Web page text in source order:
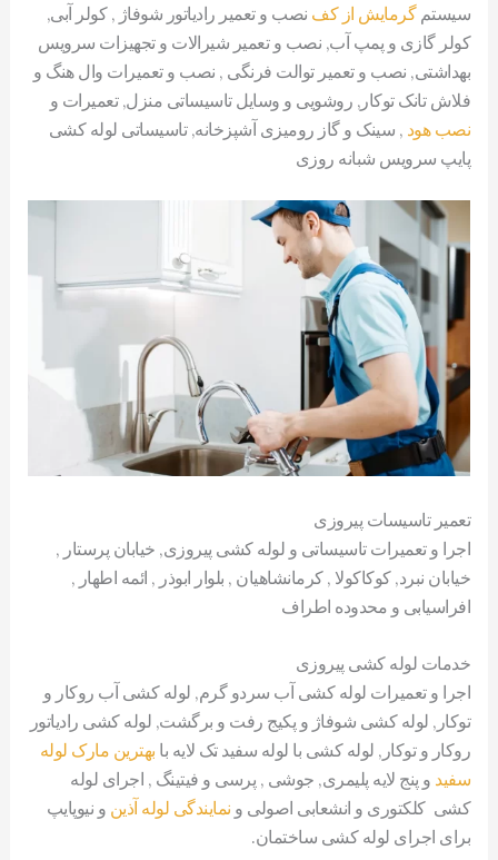
سیستمگرمایش از کف نصب و تعمیر رادیاتور شوفاژ , کولر آبی,
کولر گازی و پمپ آب, نصب و تعمیر شیرالات و تجهیزات سرویس
بهداشتی, نصب و تعمیر توالت فرنگی , نصب و تعمیرات وال هنگ و
فلاش تانک توکار, روشویی و وسایل تاسیساتی منزل, تعمیرات و
نصب هود , سینک و گاز رومیزی آشپزخانه, تاسیساتی لوله کشی
پایپ سرویس شبانه روزی
تعمیر تاسیسات پیروزی
اجرا و تعمیرات تاسیساتی و لوله کشی پیروزی, خیابان پرستار ,
خیابان نبرد, کوکاکولا , کرمانشاهیان , بلوار ابوذر , ائمه اطهار ,
افراسیابی و محدوده اطراف
خدمات لوله کشی پیروزی
اجرا و تعمیرات لوله کشی آب سردو گرم, لوله کشی آب روکار و
توکار, لوله کشی شوفاژ و پکیج رفت و برگشت, لوله کشی رادیاتور
روکار و توکار, لوله کشی با لوله سفید تک لایه با بهترین مارک لوله
سفید و پنج لایه پلیمری, جوشی , پرسی و فیتینگ , اجرای لوله
کشی کلکتوری و انشعابی اصولی و نمایندگی لوله آذین و نیوپایپ
برای اجرای لوله کشی ساختمان.